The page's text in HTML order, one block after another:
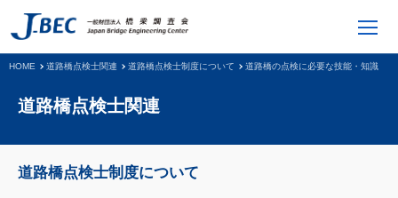
HOME 道路橋点検士関連 道路橋点検士制度について 道路橋の点検に必要な技能・知識
道路橋点検士関連
道路橋点検士制度について